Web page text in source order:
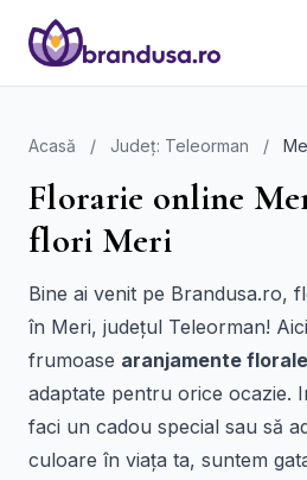
Acasă / Județ: Teleorman /
Florarie online
flori Meri
Bine ai venit pe Brandusa.ro,
în Meri, județul Teleorman!
frumoase aranjamente
adaptate pentru orice ocazie.
faci un cadou special sau să
culoare în viața ta, suntem